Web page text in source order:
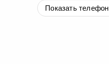
Показать телефон